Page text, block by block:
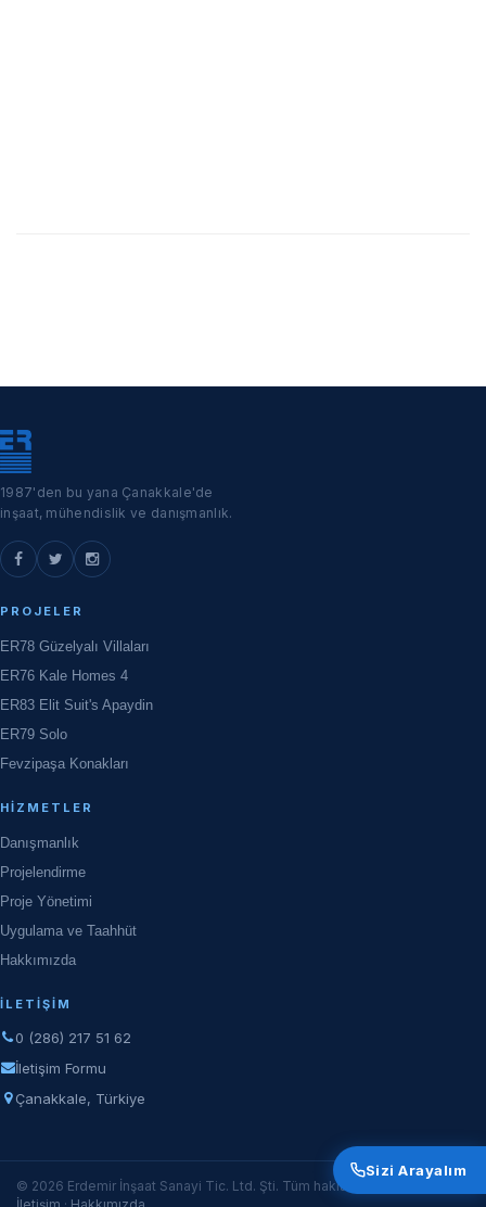
Sizi Arayalım
1987'den bu yana Çanakkale'de
inşaat, mühendislik ve danışmanlık.
PROJELER
ER78 Güzelyalı Villaları
ER76 Kale Homes 4
ER83 Elit Suit's Apaydin
ER79 Solo
Fevzipaşa Konakları
HIZMETLER
Danışmanlık
Projelendirme
Proje Yönetimi
Uygulama ve Taahhüt
Hakkımızda
İLETIŞIM
0 (286) 217 51 62
İletişim Formu
Çanakkale, Türkiye
© 2026 Erdemir İnşaat Sanayi Tic. Ltd. Şti. Tüm hakları saklıdır.